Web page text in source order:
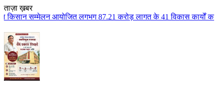
ताज़ा ख़बर
लगभग 87.21 करोड़ लागत के 41 विकास कार्यों का किया